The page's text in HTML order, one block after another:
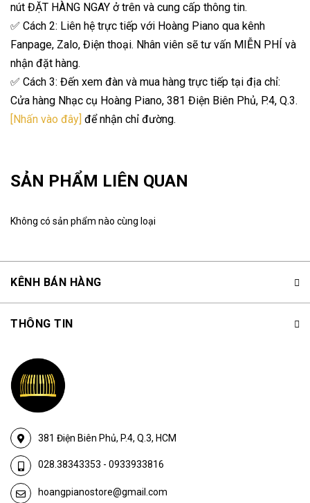
nút ĐẶT HÀNG NGAY ở trên và cung cấp thông tin.
✅ Cách 2: Liên hệ trực tiếp với Hoàng Piano qua kênh
Fanpage, Zalo, Điện thoại. Nhân viên sẽ tư vấn MIỄN PHÍ và
nhận đặt hàng.
✅ Cách 3: Đến xem đàn và mua hàng trực tiếp tại địa chỉ:
Cửa hàng Nhạc cụ Hoàng Piano, 381 Điện Biên Phủ, P.4, Q.3.
[Nhấn vào đây] để nhận chỉ đường.
SẢN PHẨM LIÊN QUAN
Không có sản phẩm nào cùng loại
KÊNH BÁN HÀNG
381 Điện Biên Phủ, P.4, Q.3, HCM
028.38343353 - 0933933816
hoangpianostore@gmail.com
THÔNG TIN